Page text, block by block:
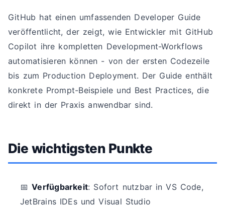
GitHub hat einen umfassenden Developer Guide
veröffentlicht, der zeigt, wie Entwickler mit GitHub
Copilot ihre kompletten Development-Workflows
automatisieren können - von der ersten Codezeile
bis zum Production Deployment. Der Guide enthält
konkrete Prompt-Beispiele und Best Practices, die
direkt in der Praxis anwendbar sind.
Die wichtigsten Punkte
📅Verfügbarkeit: Sofort nutzbar in VS Code,
JetBrains IDEs und Visual Studio